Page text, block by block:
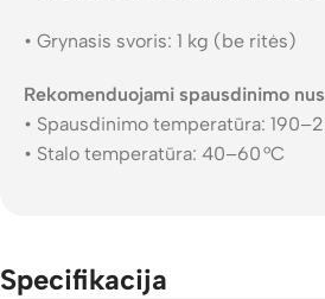
• Grynasis svoris: 1 kg (be ritės)
Rekomenduojami spausdinimo
• Spausdinimo temperatūra:
• Stalo temperatūra: 40–60 °C
Specifikacija